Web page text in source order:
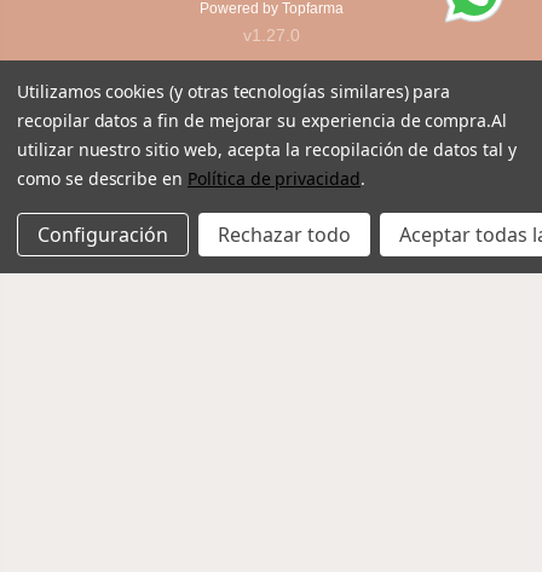
Powered by Topfarma
v1.27.0
Utilizamos cookies (y otras tecnologías similares) para
recopilar datos a fin de mejorar su experiencia de compra.Al
utilizar nuestro sitio web, acepta la recopilación de datos tal y
como se describe en Política de privacidad.
Configuración Rechazar todo Aceptar todas